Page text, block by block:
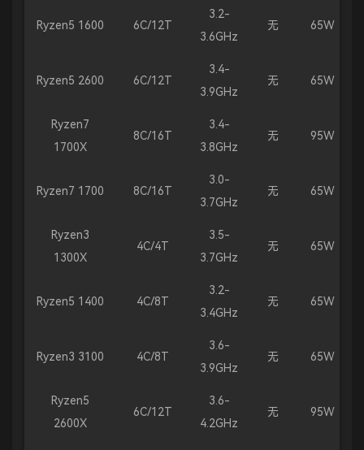
Ryzen5 1600 6C/12T
3.2-
3.6GHz
无 65W
Ryzen5 2600 6C/12T
3.4-
3.9GHz
无 65W
Ryzen7
1700X
8C/16T
3.4-
3.8GHz
无 95W
Ryzen7 1700 8C/16T
3.0-
3.7GHz
无 65W
Ryzen3
1300X
4C/4T
3.5-
3.7GHz
无 65W
Ryzen5 1400 4C/8T
3.2-
3.4GHz
无 65W
Ryzen3 3100 4C/8T
3.6-
3.9GHz
无 65W
Ryzen5
2600X
6C/12T
3.6-
4.2GHz
无 95W